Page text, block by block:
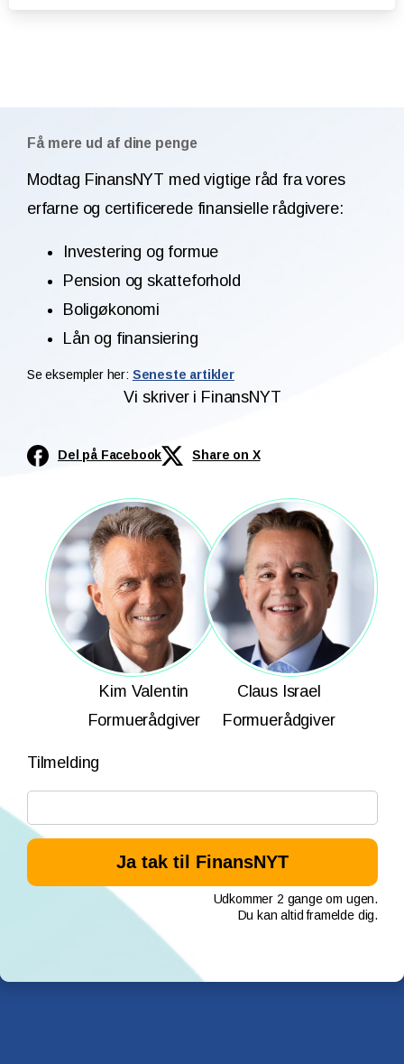
Få mere ud af dine penge
Modtag FinansNYT med vigtige råd fra vores
erfarne og certificerede finansielle rådgivere:
Investering og formue
Pension og skatteforhold
Boligøkonomi
Lån og finansiering
Se eksempler her: Seneste artikler
Vi skriver i FinansNYT
Del på Facebook Share on X
Kim Valentin
Formuerådgiver
Claus Israel
Formuerådgiver
Tilmelding
Udkommer 2 gange om ugen.
Du kan altid framelde dig.